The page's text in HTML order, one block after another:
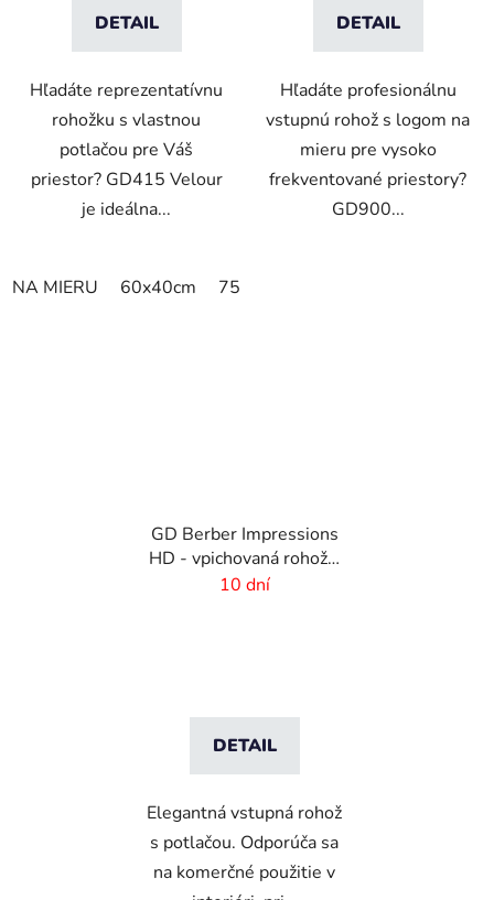
DETAIL
Hľadáte reprezentatívnu
rohožku s vlastnou
potlačou pre Váš
priestor? GD415 Velour
je ideálna...
NA MIERU 60x40cm 75x50cm
DETAIL
Hľadáte profesionálnu
vstupnú rohož s logom na
mieru pre vysoko
frekventované priestory?
GD900...
GD Berber Impressions
HD - vpichovaná rohož s
logom
10 dní
DETAIL
Elegantná vstupná rohož
s potlačou. Odporúča sa
na komerčné použitie v